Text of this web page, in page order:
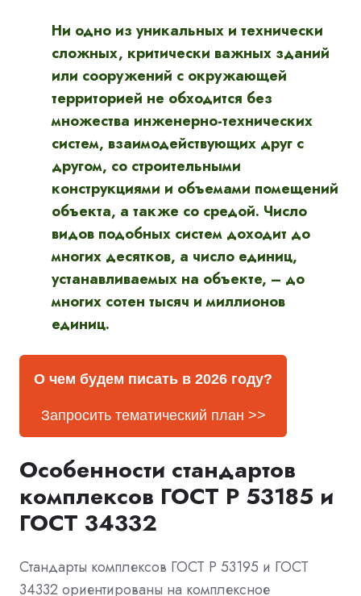
Ни одно из уникальных и технически
сложных, критически важных зданий
или сооружений с окружающей
территорией не обходится без
множества инженерно-технических
систем, взаимодействующих друг с
другом, со строительными
конструкциями и объемами помещений
объекта, а также со средой. Число
видов подобных систем доходит до
многих десятков, а число единиц,
устанавливаемых на объекте, – до
многих сотен тысяч и миллионов
единиц.
О чем будем писать в 2026 году?
Запросить тематический план >>
Особенности стандартов
комплексов ГОСТ Р 53185 и
ГОСТ 34332
Стандарты комплексов ГОСТ Р 53195 и ГОСТ
34332 ориентированы на комплексное